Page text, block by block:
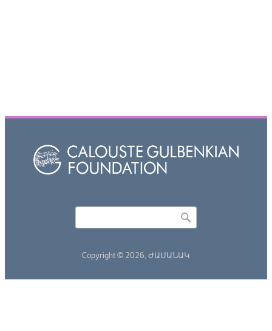
Copyright © 2026, ԺԱՄԱՆԱԿ